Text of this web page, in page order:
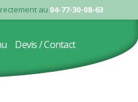
au 04-77-30-08-63
Devis / Contact